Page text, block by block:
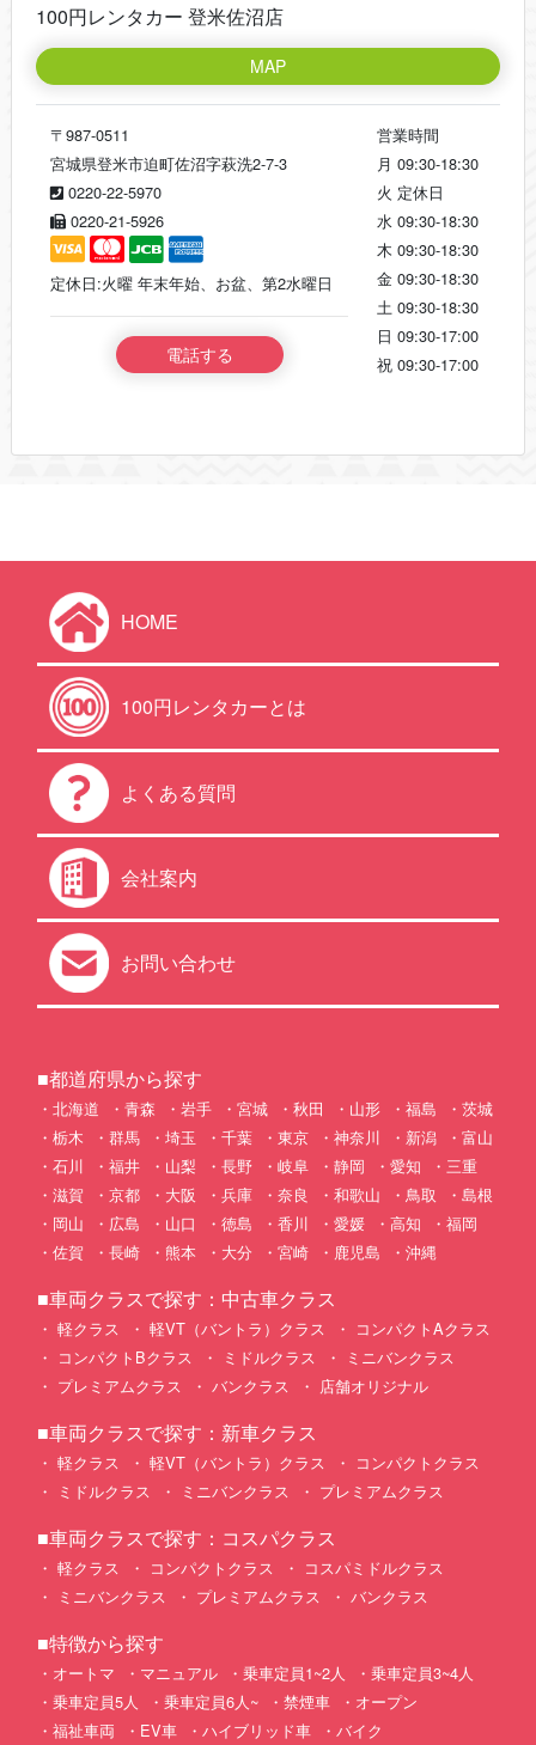
100円レンタカー 登米佐沼店
MAP
〒987-0511
宮城県登米市迫町佐沼字萩洗2-7-3
0220-22-5970
0220-21-5926
定休日:火曜 年末年始、お盆、第2水曜日
電話する
営業時間
月 09:30-18:30
火 定休日
水 09:30-18:30
木 09:30-18:30
金 09:30-18:30
土 09:30-18:30
日 09:30-17:00
祝 09:30-17:00
HOME
100円レンタカーとは
よくある質問
会社案内
お問い合わせ
■都道府県から探す
北海道 青森 岩手 宮城 秋田 山形 福島
茨城
栃木
群馬 埼玉 千葉 東京 神奈川 新潟
富山
石川
福井 山梨 長野 岐阜 静岡 愛知
三重
滋賀
京都 大阪 兵庫 奈良 和歌山 鳥取
島根
岡山
広島 山口 徳島 香川 愛媛 高知
福岡
佐賀
長崎 熊本 大分 宮崎 鹿児島 沖縄
■車両クラスで探す：中古車クラス
軽クラス 軽VT（バントラ）クラス
コンパクトAクラス
コンパクトBクラス
ミドルクラス
ミニバンクラス
プレミアムクラス
バンクラス 店舗オリジナル
■車両クラスで探す：新車クラス
軽クラス 軽VT（バントラ）クラス
コンパクトクラス
ミドルクラス
ミニバンクラス プレミアムクラス
■車両クラスで探す：コスパクラス
軽クラス コンパクトクラス
コスパミドルクラス
ミニバンクラス
プレミアムクラス バンクラス
■特徴から探す
オートマ マニュアル 乗車定員1~2人
乗車定員3~4人
乗車定員5人
乗車定員6人~ 禁煙車
オープン
福祉車両
EV車 ハイブリッド車 バイク